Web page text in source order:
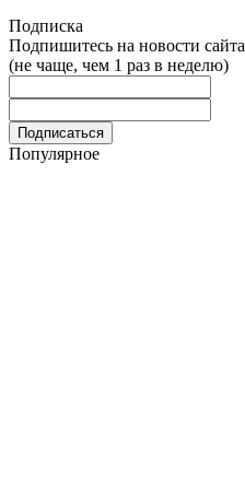
Подписка
Подпишитесь на новости сайта
(не чаще, чем 1 раз в неделю)
Популярное